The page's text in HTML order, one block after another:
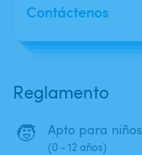
Contáctenos
Reglamento
🧒 Apto para niños
(0 - 12 años)